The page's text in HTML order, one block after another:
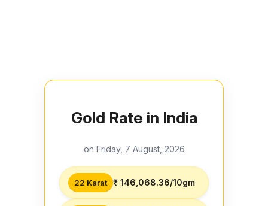
Gold Rate in India
on Friday, 7 August, 2026
22 Karat ₹ 146,068.36/10gm